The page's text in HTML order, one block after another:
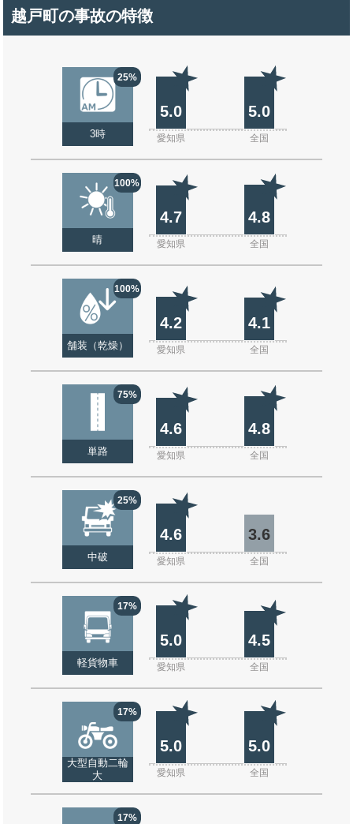
越戸町の事故の特徴
25%
3時
5.0 5.0
愛知県 全国
100%
晴
4.7 4.8
愛知県 全国
100%
舗装（乾燥）
4.2 4.1
愛知県 全国
75%
単路
4.6 4.8
愛知県 全国
25%
中破
4.6 3.6
愛知県 全国
17%
軽貨物車
5.0 4.5
愛知県 全国
17%
大型自動二輪
大
5.0 5.0
愛知県 全国
17%